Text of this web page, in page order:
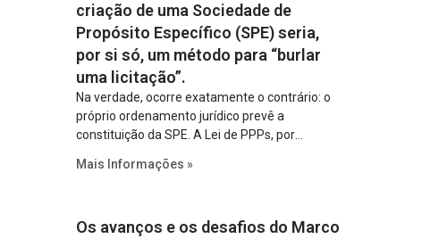
criação de uma Sociedade de
Propósito Específico (SPE) seria,
por si só, um método para “burlar
uma licitação”.
Na verdade, ocorre exatamente o contrário: o
próprio ordenamento jurídico prevê a
constituição da SPE. A Lei de PPPs, por
constitua uma SPE para implantar e gerir o
Lei de Concessões, a figura é facultativa e
Mais Informações »
Os avanços e os desafios do Marco